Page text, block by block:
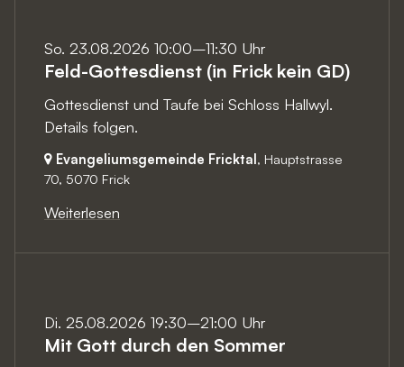
So. 23.08.2026 10:00–11:30 Uhr
Feld-Gottesdienst (in Frick kein GD)
Gottesdienst und Taufe bei Schloss Hallwyl.
Details folgen.
Evangeliumsgemeinde Fricktal, Hauptstrasse
70, 5070 Frick
Weiterlesen
Di. 25.08.2026 19:30–21:00 Uhr
Mit Gott durch den Sommer